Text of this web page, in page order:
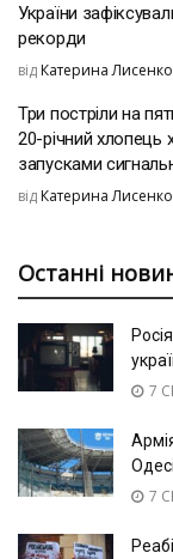
України
рекорди
від Катерина Лисенко
Три постріли на
20-річний хлопець
запусками
від Катерина Лисенко
Останні
7
7